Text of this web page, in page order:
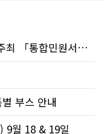
재외동포청·주밴쿠버총영사관 공동 주최 「통합민원서비스 온라인 화상상담회..
부스 안내
9월 18 & 19일